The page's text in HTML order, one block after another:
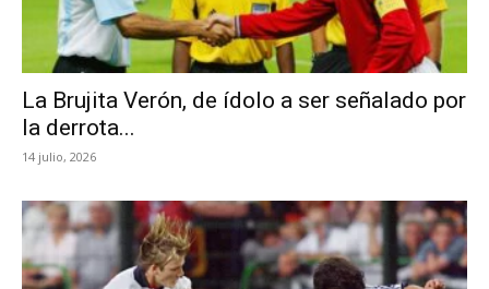
La Brujita Verón, de ídolo a ser señalado por
la derrota...
14 julio, 2026